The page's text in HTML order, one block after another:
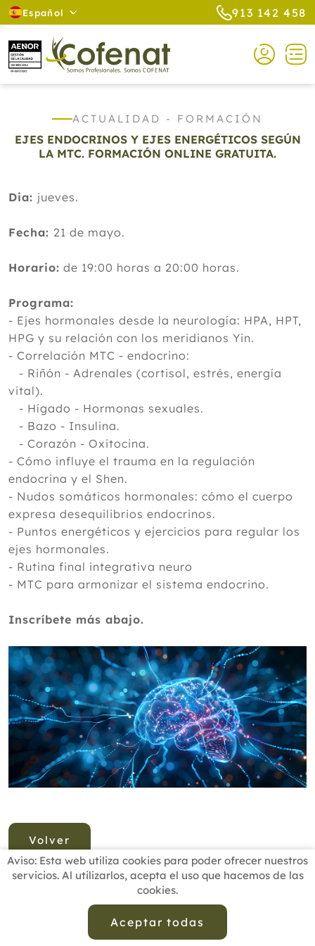
Español 913 142 458
ACTUALIDAD - FORMACIÓN
EJES ENDOCRINOS Y EJES ENERGÉTICOS SEGÚN
LA MTC. FORMACIÓN ONLINE GRATUITA.
Dia: jueves.
Fecha: 21 de mayo.
Horario: de 19:00 horas a 20:00 horas.
Programa:
- Ejes hormonales desde la neurología: HPA, HPT,
HPG y su relación con los meridianos Yin.
- Correlación MTC - endocrino:
- Riñón - Adrenales (cortisol, estrés, energía
vital).
- Hígado - Hormonas sexuales.
- Bazo - Insulina.
- Corazón - Oxitocina.
- Cómo influye el trauma en la regulación
endocrina y el Shen.
- Nudos somáticos hormonales: cómo el cuerpo
expresa desequilibrios endocrinos.
- Puntos energéticos y ejercicios para regular los
ejes hormonales.
- Rutina final integrativa neuro
- MTC para armonizar el sistema endocrino.
Inscríbete más abajo.
Volver
Aviso: Esta web utiliza cookies para poder ofrecer nuestros
servicios. Al utilizarlos, acepta el uso que hacemos de las
cookies.
Aceptar todas
BUSCADOR PROFESIONALES
ESCUELAS RECOMENDADAS
CONTACTO